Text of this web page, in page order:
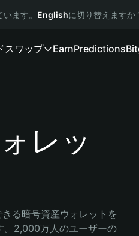
ます。 Englishに切り替えますか
スワップ EarnPredictions
レッ
る暗号資産ウォレットを
。2,000万人のユーザーの